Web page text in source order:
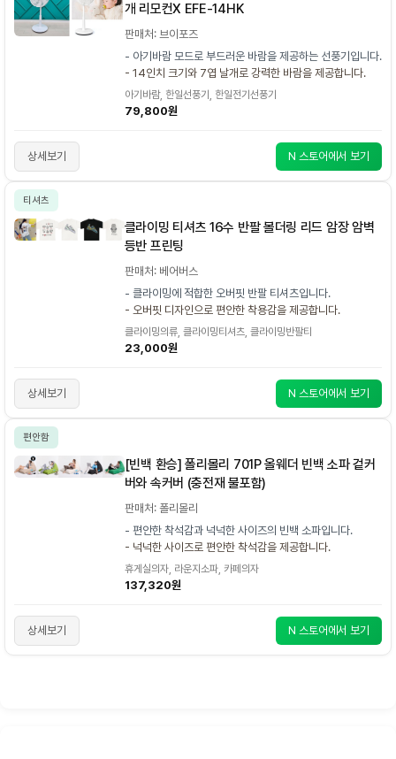
개 리모컨X EFE-14HK
판매처: 브이포즈
- 아기바람 모드로 부드러운 바람을 제공하는 선풍기입니다.
- 14인치 크기와 7엽 날개로 강력한 바람을 제공합니다.
아기바람, 한일선풍기, 한일전기선풍기
79,800원
상세보기 N 스토어에서 보기
티셔츠
클라이밍 티셔츠 16수 반팔 볼더링 리드 암장 암벽
등반 프린팅
판매처: 베어버스
- 클라이밍에 적합한 오버핏 반팔 티셔츠입니다.
- 오버핏 디자인으로 편안한 착용감을 제공합니다.
클라이밍의류, 클라이밍티셔츠, 클라이밍반팔티
23,000원
상세보기 N 스토어에서 보기
편안함
[빈백 환승] 폴리몰리 701P 올웨더 빈백 소파 겉커
버와 속커버 (충전재 불포함)
판매처: 폴리몰리
- 편안한 착석감과 넉넉한 사이즈의 빈백 소파입니다.
- 넉넉한 사이즈로 편안한 착석감을 제공합니다.
휴게실의자, 라운지소파, 카페의자
137,320원
상세보기 N 스토어에서 보기